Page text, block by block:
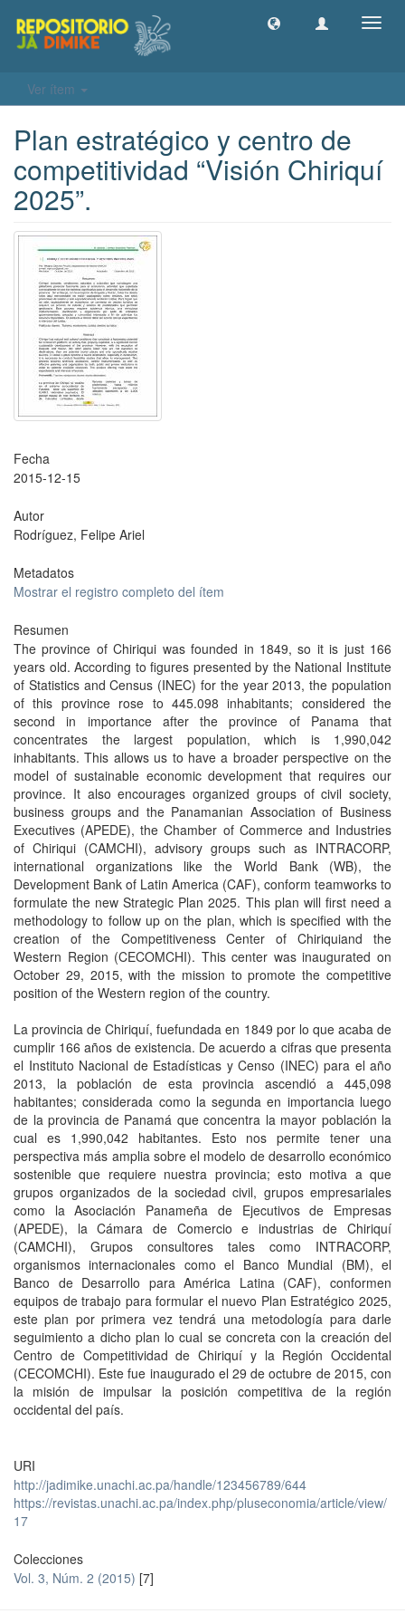
Ver ítem
Plan estratégico y centro de
competitividad “Visión Chiriquí
2025”.
Fecha
2015-12-15
Autor
Rodríguez, Felipe Ariel
Metadatos
Mostrar el registro completo del ítem
Resumen
The province of Chiriqui was founded in 1849, so it is just 166
years old. According to figures presented by the National Institute
of Statistics and Census (INEC) for the year 2013, the population
of this province rose to 445.098 inhabitants; considered the
second in importance after the province of Panama that
concentrates the largest population, which is 1,990,042
inhabitants. This allows us to have a broader perspective on the
model of sustainable economic development that requires our
province. It also encourages organized groups of civil society,
business groups and the Panamanian Association of Business
Executives (APEDE), the Chamber of Commerce and Industries
of Chiriqui (CAMCHI), advisory groups such as INTRACORP,
international organizations like the World Bank (WB), the
Development Bank of Latin America (CAF), conform teamworks to
formulate the new Strategic Plan 2025. This plan will first need a
methodology to follow up on the plan, which is specified with the
creation of the Competitiveness Center of Chiriquiand the
Western Region (CECOMCHI). This center was inaugurated on
October 29, 2015, with the mission to promote the competitive
position of the Western region of the country.
La provincia de Chiriquí, fuefundada en 1849 por lo que acaba de
cumplir 166 años de existencia. De acuerdo a cifras que presenta
el Instituto Nacional de Estadísticas y Censo (INEC) para el año
2013, la población de esta provincia ascendió a 445,098
habitantes; considerada como la segunda en importancia luego
de la provincia de Panamá que concentra la mayor población la
cual es 1,990,042 habitantes. Esto nos permite tener una
perspectiva más amplia sobre el modelo de desarrollo económico
sostenible que requiere nuestra provincia; esto motiva a que
grupos organizados de la sociedad civil, grupos empresariales
como la Asociación Panameña de Ejecutivos de Empresas
(APEDE), la Cámara de Comercio e industrias de Chiriquí
(CAMCHI), Grupos consultores tales como INTRACORP,
organismos internacionales como el Banco Mundial (BM), el
Banco de Desarrollo para América Latina (CAF), conformen
equipos de trabajo para formular el nuevo Plan Estratégico 2025,
este plan por primera vez tendrá una metodología para darle
seguimiento a dicho plan lo cual se concreta con la creación del
Centro de Competitividad de Chiriquí y la Región Occidental
(CECOMCHI). Este fue inaugurado el 29 de octubre de 2015, con
la misión de impulsar la posición competitiva de la región
occidental del país.
URI
http://jadimike.unachi.ac.pa/handle/123456789/644
https://revistas.unachi.ac.pa/index.php/pluseconomia/article/view/
17
Colecciones
Vol. 3, Núm. 2 (2015) [7]